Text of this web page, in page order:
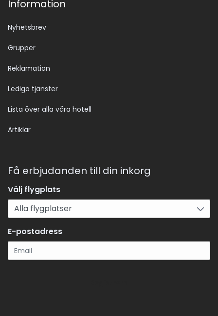
Information
Nyhetsbrev
Grupper
Reklamation
Lediga tjänster
Lista över alla våra hotell
Artiklar
Få erbjudanden till din inkorg
Välj flygplats
E-postadress